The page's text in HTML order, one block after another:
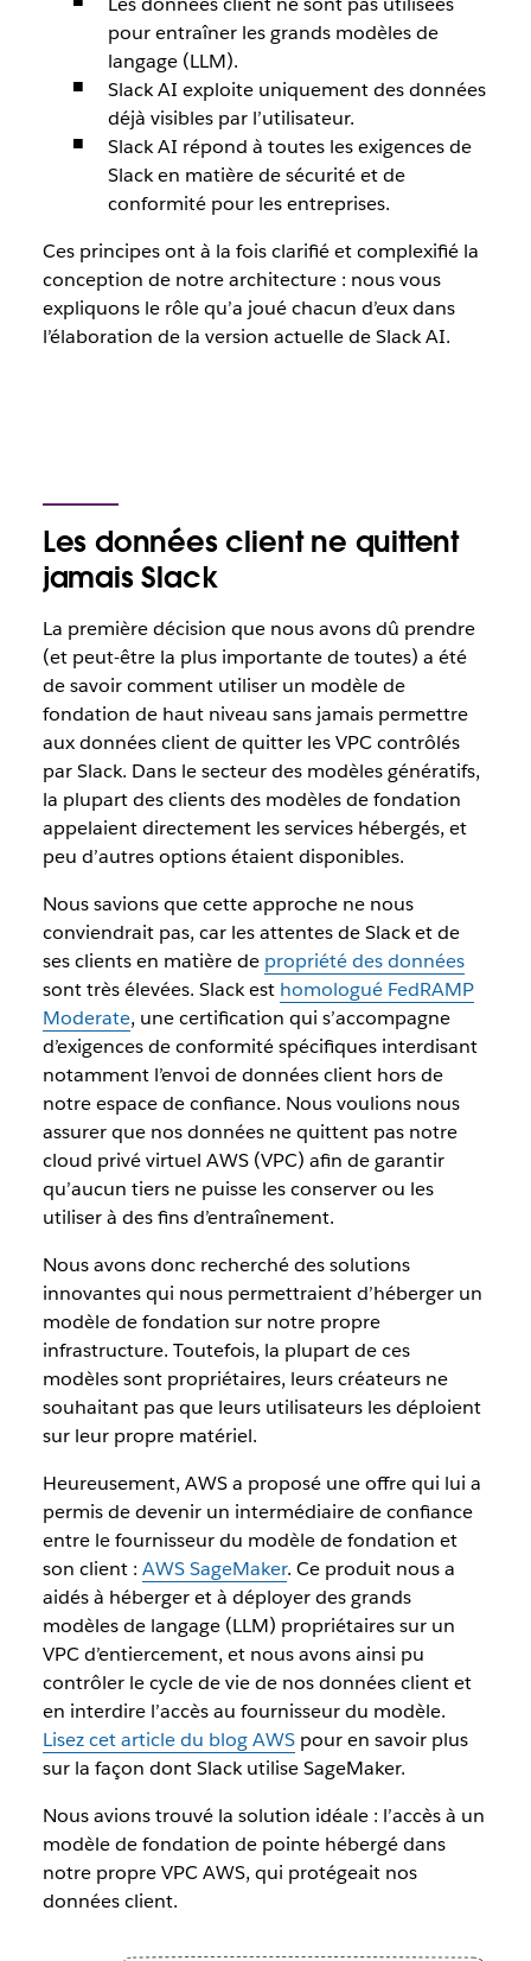
pour entraîner les grands modèles de
langage (LLM).
Slack AI exploite uniquement des données
déjà visibles par l’utilisateur.
Slack AI répond à toutes les exigences de
Slack en matière de sécurité et de
conformité pour les entreprises.
Ces principes ont à la fois clarifié et complexifié la
conception de notre architecture : nous vous
expliquons le rôle qu’a joué chacun d’eux dans
l’élaboration de la version actuelle de Slack AI.
Les données client ne quittent
jamais Slack
La première décision que nous avons dû prendre
(et peut-être la plus importante de toutes) a été
de savoir comment utiliser un modèle de
fondation de haut niveau sans jamais permettre
aux données client de quitter les VPC contrôlés
par Slack. Dans le secteur des modèles génératifs,
la plupart des clients des modèles de fondation
appelaient directement les services hébergés, et
peu d’autres options étaient disponibles.
Nous savions que cette approche ne nous
conviendrait pas, car les attentes de Slack et de
ses clients en matière de propriété des données
sont très élevées. Slack est homologué FedRAMP
Moderate, une certification qui s’accompagne
d’exigences de conformité spécifiques interdisant
notamment l’envoi de données client hors de
notre espace de confiance. Nous voulions nous
assurer que nos données ne quittent pas notre
cloud privé virtuel AWS (VPC) afin de garantir
qu’aucun tiers ne puisse les conserver ou les
utiliser à des fins d’entraînement.
Nous avons donc recherché des solutions
innovantes qui nous permettraient d’héberger un
modèle de fondation sur notre propre
infrastructure. Toutefois, la plupart de ces
modèles sont propriétaires, leurs créateurs ne
souhaitant pas que leurs utilisateurs les déploient
sur leur propre matériel.
Heureusement, AWS a proposé une offre qui lui a
permis de devenir un intermédiaire de confiance
entre le fournisseur du modèle de fondation et
son client : AWS SageMaker. Ce produit nous a
aidés à héberger et à déployer des grands
modèles de langage (LLM) propriétaires sur un
VPC d’entiercement, et nous avons ainsi pu
contrôler le cycle de vie de nos données client et
en interdire l’accès au fournisseur du modèle.
Lisez cet article du blog AWSpour en savoir plus
sur la façon dont Slack utilise SageMaker.
Nous avions trouvé la solution idéale : l’accès à un
modèle de fondation de pointe hébergé dans
notre propre VPC AWS, qui protégeait nos
données client.